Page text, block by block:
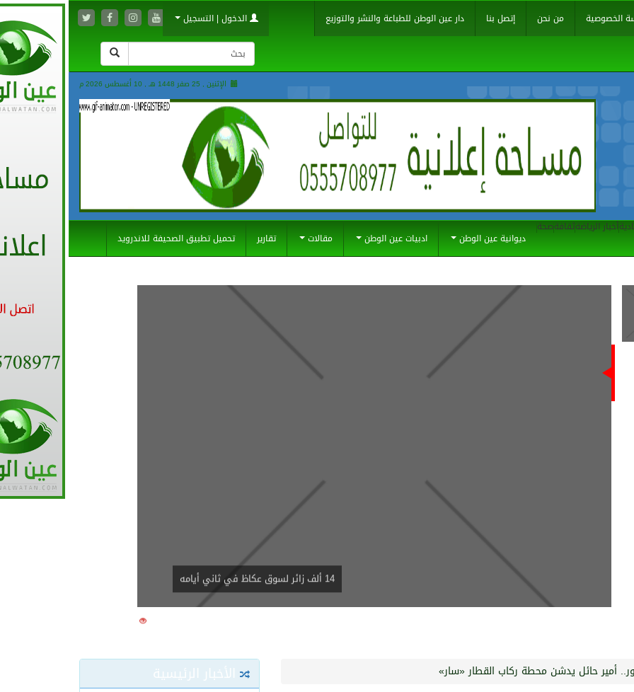
الخصوصية من نحن إتصل بنا دار عين الوطن للطباعة والنشر والتوزيع الدخول | التسجيل
الإثنين , 25 صفر 1448 هـ , 10 أغسطس 2026 م
أخبار الرياضةثقافةصحة
ديوانية عين الوطن ادبيات عين الوطن مقالات تقارير تحميل تطبيق الصحيفة للاندرويد
الأخبار الرئيسية أمير حائل يدشن محطة ركاب القطار «سار»